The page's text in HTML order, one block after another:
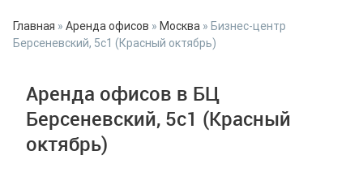
Главная » Аренда офисов » Москва » Бизнес-центр
Берсеневский, 5с1 (Красный октябрь)
Аренда офисов в БЦ
Берсеневский, 5с1 (Красный
октябрь)